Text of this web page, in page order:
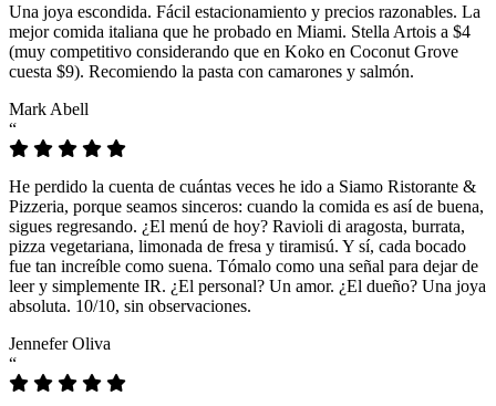
Una joya escondida. Fácil estacionamiento y precios razonables. La
mejor comida italiana que he probado en Miami. Stella Artois a $4
(muy competitivo considerando que en Koko en Coconut Grove
cuesta $9). Recomiendo la pasta con camarones y salmón.
Mark Abell
“
He perdido la cuenta de cuántas veces he ido a Siamo Ristorante &
Pizzeria, porque seamos sinceros: cuando la comida es así de buena,
sigues regresando. ¿El menú de hoy? Ravioli di aragosta, burrata,
pizza vegetariana, limonada de fresa y tiramisú. Y sí, cada bocado
fue tan increíble como suena. Tómalo como una señal para dejar de
leer y simplemente IR. ¿El personal? Un amor. ¿El dueño? Una joya
absoluta. 10/10, sin observaciones.
Jennefer Oliva
“